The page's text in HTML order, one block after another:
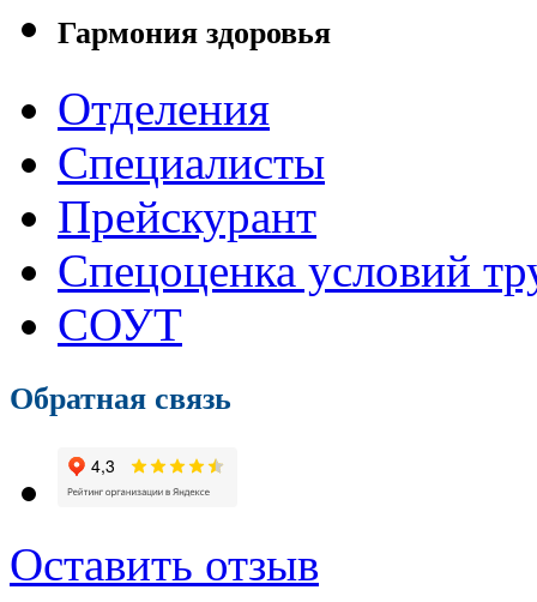
Гармония здоровья
Отделения
Специалисты
Прейскурант
Спецоценка условий
СОУТ
Обратная связь
Оставить отзыв